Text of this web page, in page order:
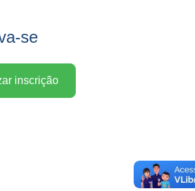
se
inscrição